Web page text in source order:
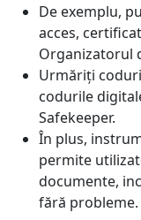
De exemplu,
acces,
Organizatorul
Urmăriți
codurile
Safekeeper.
În plus,
permite
documente,
fără probleme.